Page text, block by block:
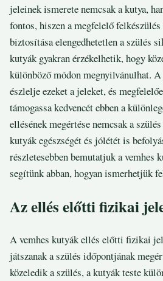
jeleinek ismerete nemcsak a kutya,
fontos, hiszen a megfelelő
biztosítása elengedhetetlen a szülés
kutyák gyakran érzékelhetik, hogy
különböző módon megnyilvánulhat.
észlelje ezeket a jeleket, és
támogassa kedvencét ebben a
ellésének megértése nemcsak a
kutyák egészségét és jólétét is
részletesebben bemutatjuk a vemhes
segítünk abban, hogyan ismerhetjük
Az ellés előtti fizikai
A vemhes kutyák ellés előtti fizikai
játszanak a szülés időpontjának
közeledik a szülés, a kutyák teste